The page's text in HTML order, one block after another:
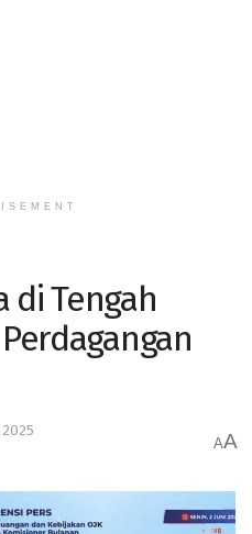
di Tengah
2025
AA